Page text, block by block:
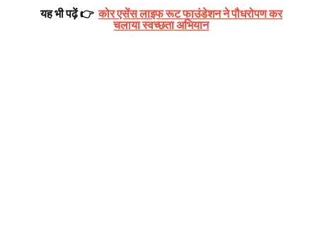
यह भी पढ़ें 👉 कोर एसेंस लाइफ रूट फाउंडेशन ने पौधरोपण कर
चलाया स्वच्छता अभियान